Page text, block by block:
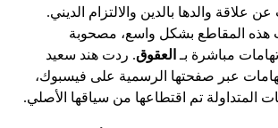
علاقة والدها بالدين والالتزام الديني.
هذه المقاطع بشكل واسع، مصحوبة
مباشرة بـ العقوق. ردت هند سعيد
عبر صفحتها الرسمية على فيسبوك،
المتداولة تم اقتطاعها من سياقها الأصلي.